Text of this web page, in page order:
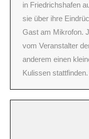
in Friedrichshafen
sie über ihre
Gast am Mikrofon.
vom Veranstalter
anderem einen
Kulissen